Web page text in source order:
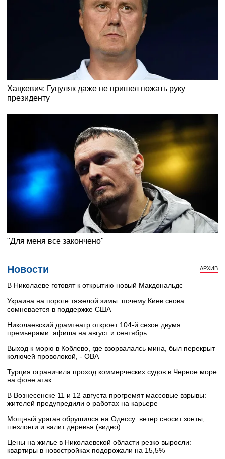
Новости АРХИВ
В Николаеве готовят к открытию новый Макдональдс
Украина на пороге тяжелой зимы: почему Киев снова
сомневается в поддержке США
Николаевский драмтеатр откроет 104-й сезон двумя
премьерами: афиша на август и сентябрь
Выход к морю в Коблево, где взорвалалсь мина, был перекрыт
колючей проволокой, - ОВА
Турция ограничила проход коммерческих судов в Черное море
на фоне атак
В Вознесенске 11 и 12 августа прогремят массовые взрывы:
жителей предупредили о работах на карьере
Мощный ураган обрушился на Одессу: ветер сносит зонты,
шезлонги и валит деревья (видео)
Цены на жилье в Николаевской области резко выросли:
квартиры в новостройках подорожали на 15,5%